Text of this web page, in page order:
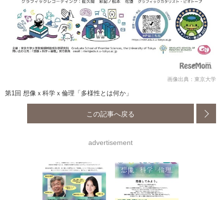
画像出典：東京大学
第1回 想像ｘ科学ｘ倫理「多様性とは何か」
この記事へ戻る
advertisement